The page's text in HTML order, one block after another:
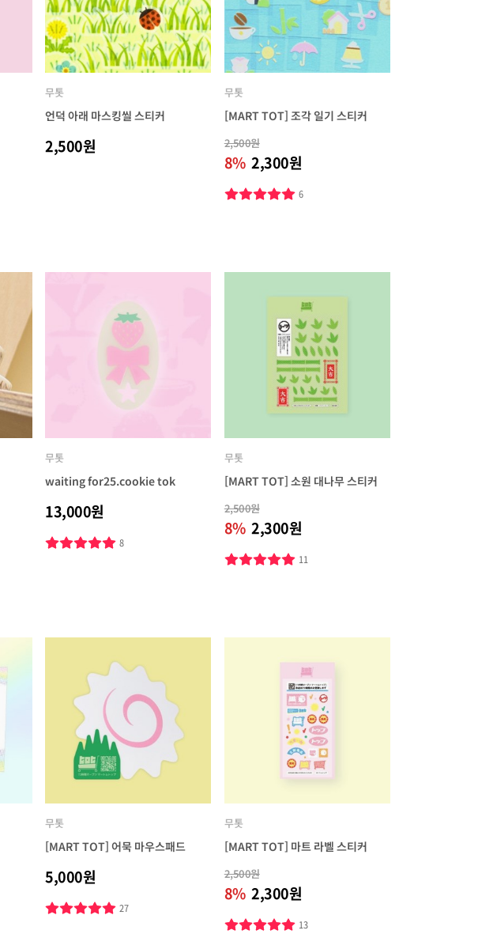
무톳
언덕 아래 마스킹씰 스티커
2,500원
무톳
[MART TOT] 조각 일기 스티커
2,500원
8% 2,300원
6
무톳
waiting for25.cookie tok
13,000원
8
무톳
[MART TOT] 소원 대나무 스티커
2,500원
8% 2,300원
11
무톳
[MART TOT] 어묵 마우스패드
5,000원
27
무톳
[MART TOT] 마트 라벨 스티커
2,500원
8% 2,300원
13